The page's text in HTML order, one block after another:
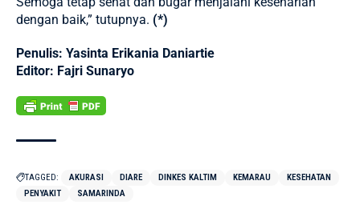
dengan baik,” tutupnya. (*)
Penulis: Yasinta Erikania Daniartie
Editor: Fajri Sunaryo
TAGGED: AKURASI DIARE DINKES KALTIM KEMARAU
KESEHATAN
PENYAKIT
SAMARINDA